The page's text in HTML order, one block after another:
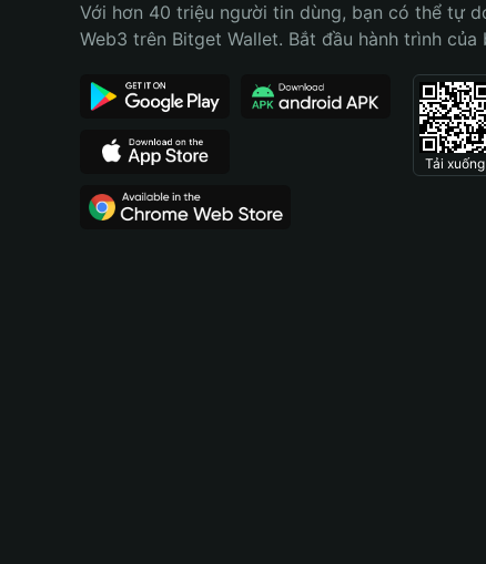
Português (Brasil)
Với hơn 40 triệu người tin dùng, bạn có thể tự
Web3 trên Bitget Wallet. Bắt đầu hành trình của
Tải xuống